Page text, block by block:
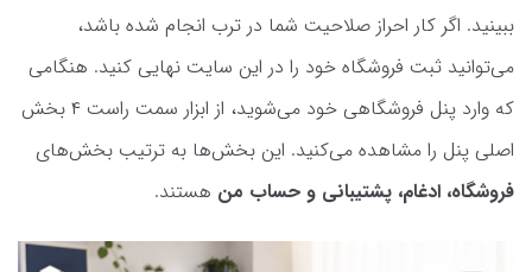
ببینید. اگر کار احراز صلاحیت شما در ترب انجام شده باشد،
می‌توانید ثبت فروشگاه خود را در این سایت نهایی کنید. هنگامی
که وارد پنل فروشگاهی خود می‌شوید، از ابزار سمت راست ۴ بخش
اصلی پنل را مشاهده می‌کنید. این بخش‌ها به ترتیب بخش‌های
فروشگاه، ادغام، پشتیبانی و حساب من هستند.